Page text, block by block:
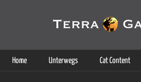
Home Unterwegs Cat Content
Dienste. Durch die Nutzung dieser
Weitere